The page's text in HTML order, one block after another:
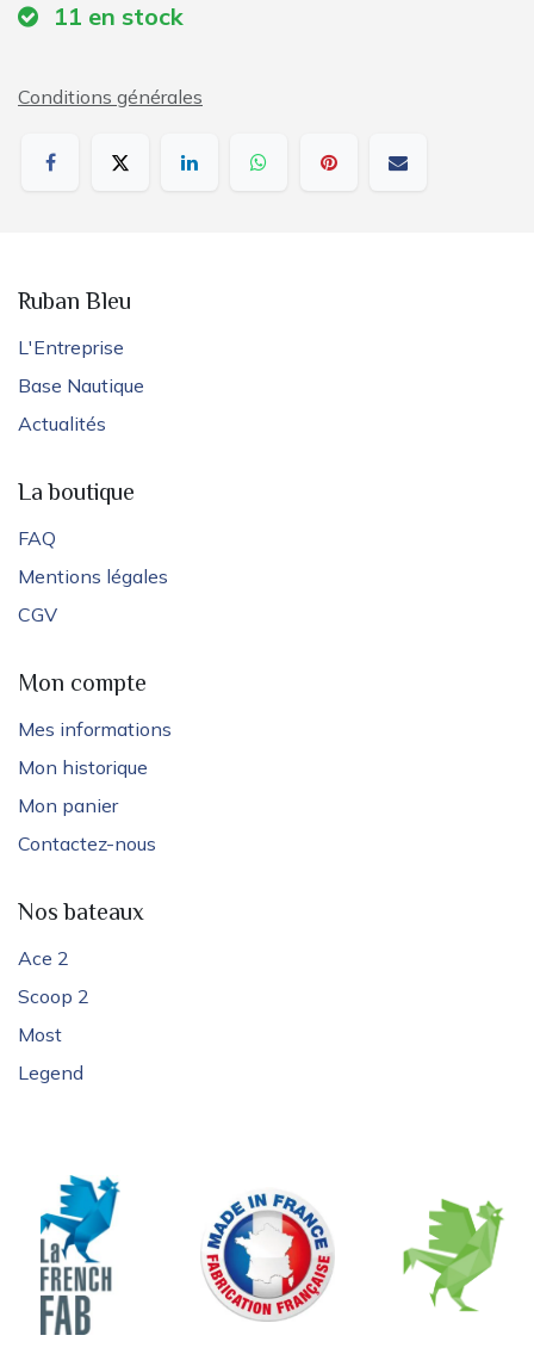
11 en stock
Conditions générales
Ruban Bleu
L'Entreprise
Base Nautique
Actualités
La boutique
FAQ
Mentions légales
CGV
Mon compte
Mes informations
Mon historique
Mon panier
Contactez-nous
Nos bateaux
Ace 2
Scoop 2
Most
Legend